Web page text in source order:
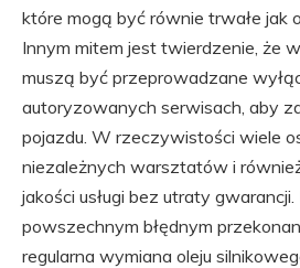
które mogą być równie trwałe jak
Innym mitem jest twierdzenie, że
muszą być przeprowadzane
autoryzowanych serwisach, aby
pojazdu. W rzeczywistości wiele
niezależnych warsztatów i
jakości usługi bez utraty gwarancji.
powszechnym błędnym
regularna wymiana oleju